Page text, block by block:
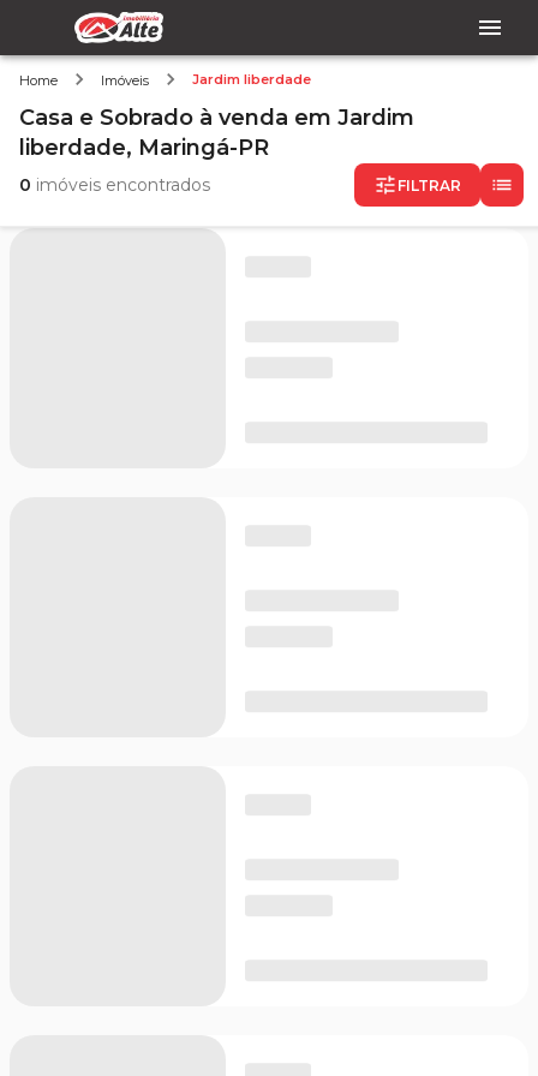
Home Imóveis Jardim liberdade
Casa e Sobrado à venda em Jardim
liberdade, Maringá-PR
0 imóveis encontrados FILTRAR